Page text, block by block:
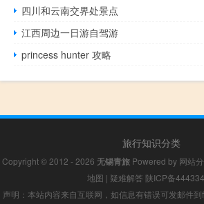
四川和云南交界处景点
江西周边一日游自驾游
princess hunter 攻略
旅行知识分类
Copyright © 2012 - 2026 无锡青旅 Powered by 网站
地图 | 疑难解答 陕ICP备
声明：本站内容来自互联网，如信息有错误可发邮件